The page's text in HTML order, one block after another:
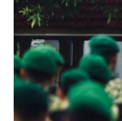
Agama
Polri